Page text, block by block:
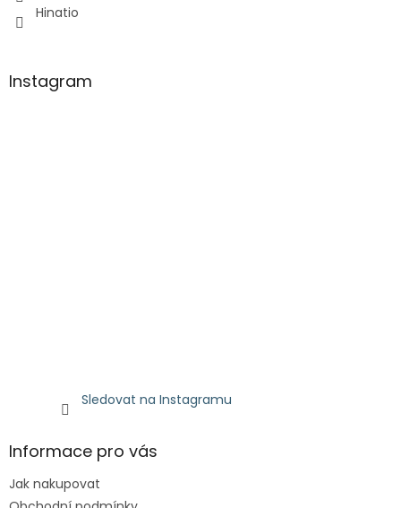
Hinatio
Instagram
Sledovat na Instagramu
Informace pro vás
Jak nakupovat